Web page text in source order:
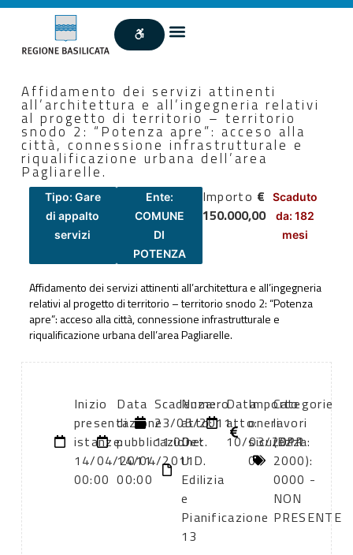
Affidamento dei servizi attinenti
all’architettura e all’ingegneria relativi
al progetto di territorio – territorio
snodo 2: “Potenza apre”: acceso alla
città, connessione infrastrutturale e
riqualificazione urbana dell’area
Pagliarelle.
Tipo: Gare
di appalto
servizi
Ente:
COMUNE
DI
POTENZA
Importo €
150.000,00
Scaduto
da: 182
mesi
Affidamento dei servizi attinenti all’architettura e all’ingegneria
relativi al progetto di territorio – territorio snodo 2: “Potenza
apre”: acceso alla città, connessione infrastrutturale e
riqualificazione urbana dell’area Pagliarelle.
Inizio
presentazione
istanze:
14/04/2011
00:00
Data
di
pubblicazione:
14/04/2011
00:00
Scadenza:
23/05/2011
11:00
Numero
atto:
Det.
U.D.
Edilizia
e
Pianificazione
13
Data
atto:
10/03/2011
Importo
oneri
sicurezza:
0
Categorie
lavori
(DPR
2000):
0000 -
NON
PRESENTE